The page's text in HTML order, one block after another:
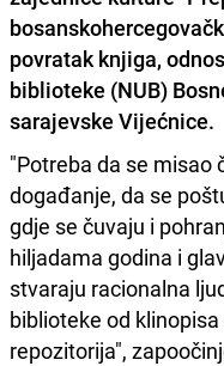
povratak knjiga,
biblioteke (NUB)
sarajevske Vijećnice.
"Potreba da se misao
događanje, da se
gdje se čuvaju i
hiljadama godina i
stvaraju racionalna
biblioteke od
repozitorija",